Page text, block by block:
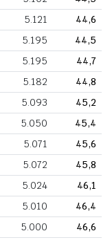
5.121
44,6
5.195
44,5
5.195
44,7
5.182
44,8
5.093
45,2
5.050
45,4
5.071
45,6
5.072
45,8
5.024
46,1
5.010
46,4
5.000
46,6